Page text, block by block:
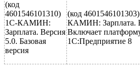
(код
4601546101310)
1C-КАМИН:
Зарплата. Версия
5.0. Базовая
версия
(код
КАМИН: Зарплата.
Включает
1С:Предприятие 8